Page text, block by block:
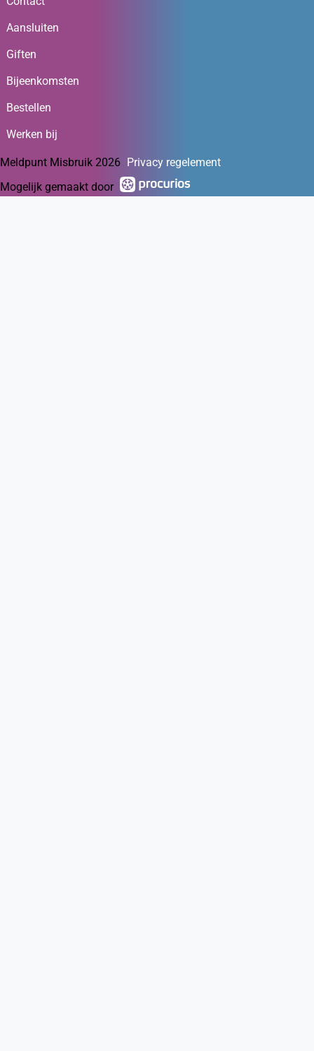
Aansluiten
Giften
Bijeenkomsten
Bestellen
Werken bij
Meldpunt Misbruik 2026 Privacy regelement
Mogelijk gemaakt door